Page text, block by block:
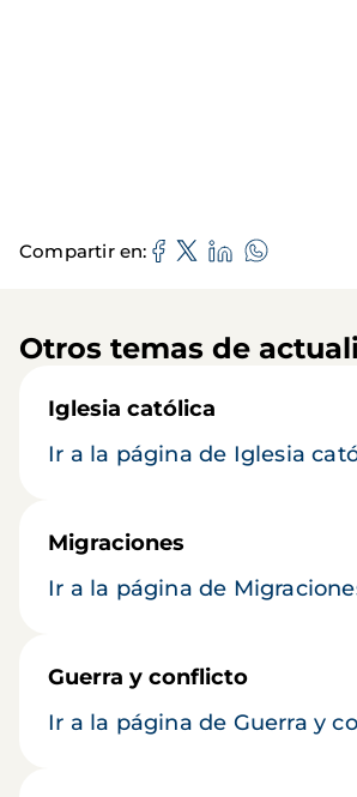
Compartir en
Otros temas de
Iglesia católica
Ir a la página de Iglesia
Migraciones
Ir a la página de
Guerra y conflicto
Ir a la página de Guerra y